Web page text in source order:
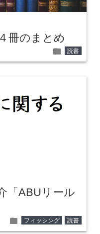
冊のまとめ
folder 読書
「ABUリール
folder フィッシング 読書